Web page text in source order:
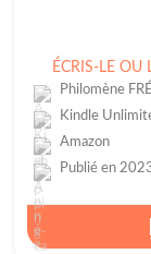
ÉCRIS-LE
Philomène
Kindle
Amazon
Publié en